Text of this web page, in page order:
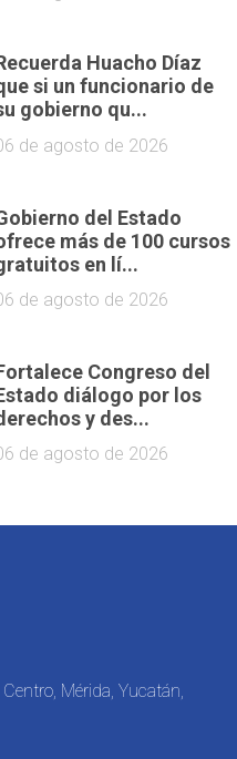
Huacho Díaz
si un funcionario de
gobierno qu...
de agosto de 2026
del Estado
más de 100 cursos
en lí...
de agosto de 2026
Congreso del
diálogo por los
y des...
de agosto de 2026
Mérida, Yucatán,